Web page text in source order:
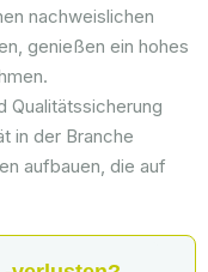
nachweislichen
genießen ein hohes
Qualitätssicherung
in der Branche
aufbauen, die auf